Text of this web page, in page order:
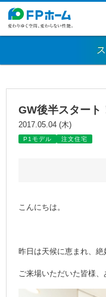
GW後半スタート
2017.05.04 (木)
P1モデル 注文住宅
こんにちは。
昨日は天候に恵まれ、絶
ご来場いただいた皆様、